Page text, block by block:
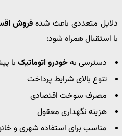
دلایل متعددی باعث شدهفروش
با استقبال همراه شود:
دسترسی بهخودرو اتوماتیک با
تنوع بالای شرایط پرداخت
مصرف سوخت اقتصادی
هزینه نگهداری معقول
مناسب برای استفاده شهری و